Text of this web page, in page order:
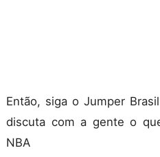
Então, siga o Jumper
discuta com a gente o
NBA